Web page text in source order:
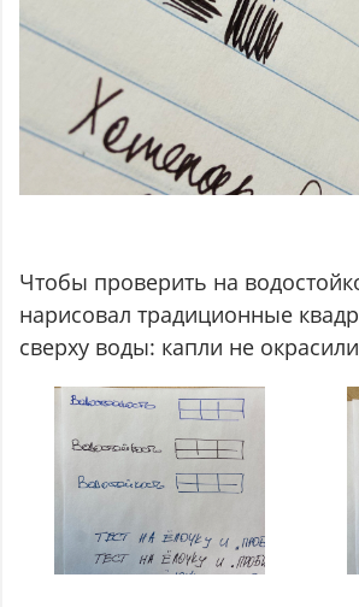
Чтобы проверить на
нарисовал традиционные
сверху воды: капли не